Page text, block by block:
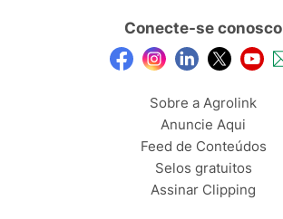
Conecte-se conosco
Sobre a Agrolink
Anuncie Aqui
Feed de Conteúdos
Selos gratuitos
Assinar Clipping